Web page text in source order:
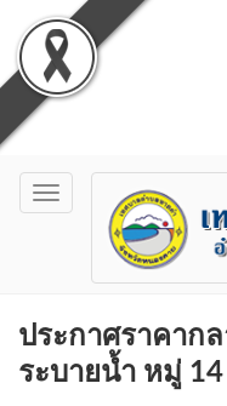
Toggle
navigation
ประกาศราคากล
ระบายน้ำ หมู่